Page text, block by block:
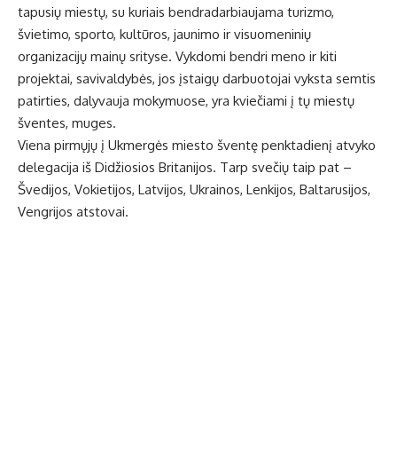
tapusių miestų, su kuriais bendradarbiaujama turizmo,
švietimo, sporto, kultūros, jaunimo ir visuomeninių
organizacijų mainų srityse. Vykdomi bendri meno ir kiti
projektai, savivaldybės, jos įstaigų darbuotojai vyksta semtis
patirties, dalyvauja mokymuose, yra kviečiami į tų miestų
šventes, muges.
Viena pirmųjų į Ukmergės miesto šventę penktadienį atvyko
delegacija iš Didžiosios Britanijos. Tarp svečių taip pat –
Švedijos, Vokietijos, Latvijos, Ukrainos, Lenkijos, Baltarusijos,
Vengrijos atstovai.